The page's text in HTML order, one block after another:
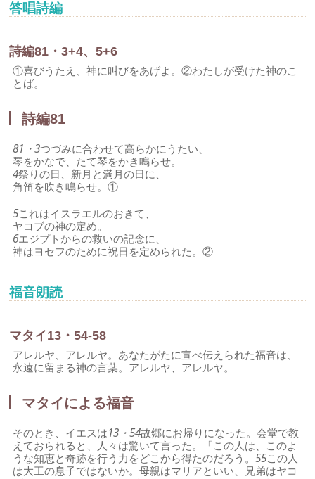
答唱詩編
詩編81・3+4、5+6
①喜びうたえ、神に叫びをあげよ。②わたしが受けた神のこ
とば。
詩編81
81・3つづみに合わせて高らかにうたい、
琴をかなで、たて琴をかき鳴らせ。
4祭りの日、新月と満月の日に、
角笛を吹き鳴らせ。①
5これはイスラエルのおきて、
ヤコブの神の定め。
6エジプトからの救いの記念に、
神はヨセフのために祝日を定められた。②
福音朗読
マタイ13・54-58
アレルヤ、アレルヤ。あなたがたに宣べ伝えられた福音は、
永遠に留まる神の言葉。アレルヤ、アレルヤ。
マタイによる福音
そのとき、イエスは13・54故郷にお帰りになった。会堂で教
えておられると、人々は驚いて言った。「この人は、このよ
うな知恵と奇跡を行う力をどこから得たのだろう。55この人
は大工の息子ではないか。母親はマリアといい、兄弟はヤコ